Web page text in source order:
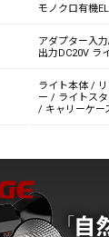
モノクロ有機EL
アダプター入
出力DC20V ラ
ライト本体 /
ー / ライトス
/ キャリーケー